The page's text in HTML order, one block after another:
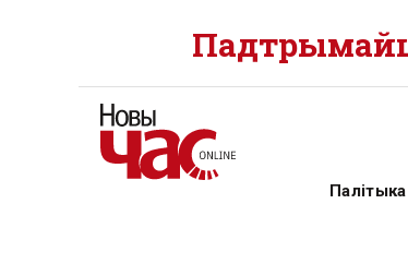
Палітыка